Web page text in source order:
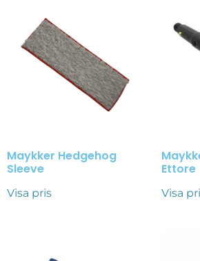
Maykker Hedgehog
Sleeve
Visa pris
Ettore
Visa